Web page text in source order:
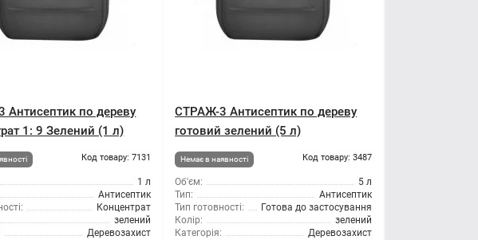
Антисептик по дереву
1: 9 Зелений (1 л)
Код товару: 7131
1 л
Антисептик
Концентрат
зелений
Деревозахист
СТРАЖ-3 Антисептик по дереву
готовий зелений (5 л)
Немає в наявності Код товару: 3487
Об'єм:
5 л
Тип:
Антисептик
Тип готовності:
Готова до застосування
Колір:
зелений
Категорія:
Деревозахист